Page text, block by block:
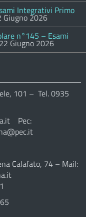
Integrativi Primo
Giugno 2026
n°145 – Esami
22 Giugno 2026
101 – Tel. 0935
Pec:
Calafato, 74 – Mail: